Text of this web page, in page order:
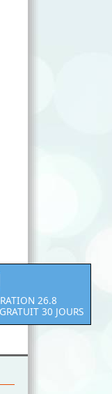
26.8
30 JOURS